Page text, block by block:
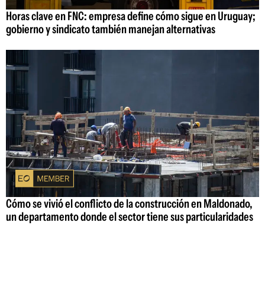
Horas clave en FNC: empresa define cómo sigue en Uruguay;
gobierno y sindicato también manejan alternativas
Cómo se vivió el conflicto de la construcción en Maldonado,
un departamento donde el sector tiene sus particularidades